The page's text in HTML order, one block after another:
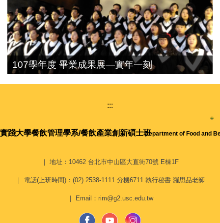
107學年度 畢業成果展—實年一刻
:::
實踐大學餐飲管理學系/餐飲產業創新碩士班Department of Food and
｜ 地址：10462 台北市中山區大直街70號 E棟1F
｜ 電話(上班時間)：(02) 2538-1111 分機6711 執行秘書 羅思品老師
｜ Email：rim@g2.usc.edu.tw